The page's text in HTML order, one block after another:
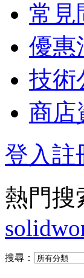
常見
優惠
技術
商店
登入註
熱門搜
搜尋：